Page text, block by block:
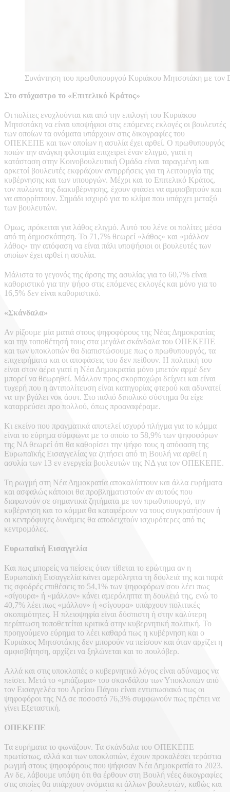
Συνάντηση του πρωθυπουργού Κυριάκου Μητσοτάκη με
Στο στόχαστρο το «Επιτελικό Κράτος»
Οι πολίτες ενοχλούνται και από την επιλογή του Κυριάκου
Μητσοτάκη να είναι υποψήφιοι στις επόµενες εκλογές οι βουλευτές
των οποίων τα ονόµατα υπάρχουν στις δικογραφίες του
ΟΠΕΚΕΠΕ και των οποίων η ασυλία έχει αρθεί. Ο πρωθυπουργός
ποιών την ανάγκη φιλοτιµία επιχειρεί έναν ελιγµό, γιατί η
κατάσταση στην Κοινοβουλευτική Οµάδα είναι ταραγµένη και
αρκετοί βουλευτές εκφράζουν αντιρρήσεις για τη λειτουργία της
κυβέρνησης και των υπουργών. Μέχρι και το Επιτελικό Κράτος,
τον πυλώνα της διακυβέρνησης, έχουν φτάσει να αµφισβητούν και
να απορρίπτουν. Σηµάδι ισχυρό για το κλίµα που υπάρχει µεταξύ
των βουλευτών.
Οµως, πρόκειται για λάθος ελιγµό. Αυτό του λένε οι πολίτες µέσα
από τη δηµοσκόπηση. Το 71,7% θεωρεί «λάθος» και «µάλλον
λάθος» την απόφαση να είναι πάλι υποψήφιοι οι βουλευτές των
οποίων έχει αρθεί η ασυλία.
Μάλιστα το γεγονός της άρσης της ασυλίας για το 60,7% είναι
καθοριστικό για την ψήφο στις επόµενες εκλογές και µόνο για το
16,5% δεν είναι καθοριστικό.
«Σκάνδαλα»
Αν ρίξουµε µία µατιά στους ψηφοφόρους της Νέας Δηµοκρατίας
και την τοποθέτησή τους στα µεγάλα σκάνδαλα του ΟΠΕΚΕΠΕ
και των υποκλοπών θα διαπιστώσουµε πως ο πρωθυπουργός, τα
επιχειρήµατα και οι αποφάσεις του δεν πείθουν. Η πολιτική του
είναι στον αέρα γιατί η Νέα Δηµοκρατία µόνο µπετόν αρµέ δεν
µπορεί να θεωρηθεί. Μάλλον προς σκορποχώρι δείχνει και είναι
τυχερή που η αντιπολίτευση είναι κατηγορίας φτερού και αδυνατεί
να την βγάλει νοκ άουτ. Στο παλιό διπολικό σύστηµα θα είχε
καταρρεύσει προ πολλού, όπως προαναφέραµε.
Κι εκείνο που πραγµατικά αποτελεί ισχυρό πλήγµα για το κόµµα
είναι το εύρηµα σύµφωνα µε το οποίο το 58,9% των ψηφοφόρων
της ΝΔ θεωρεί ότι θα καθορίσει την ψήφο τους η απόφαση της
Ευρωπαϊκής Εισαγγελίας να ζητήσει από τη Βουλή να αρθεί η
ασυλία των 13 εν ενεργεία βουλευτών της ΝΔ για τον ΟΠΕΚΕΠΕ.
Τη ρωγµή στη Νέα Δηµοκρατία αποκαλύπτουν και άλλα ευρήµατα
και ασφαλώς κάποιοι θα προβληµατιστούν αν αυτούς που
διαφωνούν σε σηµαντικά ζητήµατα µε τον πρωθυπουργό, την
κυβέρνηση και το κόµµα θα καταφέρουν να τους συγκρατήσουν ή
οι κεντρόφυγες δυνάµεις θα αποδειχτούν ισχυρότερες από τις
κεντροµόλες.
Ευρωπαϊκή Εισαγγελία
Και πως µπορείς να πείσεις όταν τίθεται το ερώτηµα αν η
Ευρωπαϊκή Εισαγγελία κάνει αµερόληπτα τη δουλειά της και παρά
τις σφοδρές επιθέσεις το 54,1% των ψηφοφόρων σου λέει πως
«σίγουρα» ή «µάλλον» κάνει αµερόληπτα τη δουλειά της, ενώ το
40,7% λέει πως «µάλλον» ή «σίγουρα» υπάρχουν πολιτικές
σκοπιµότητες. Η πλειοψηφία είναι δύσπιστη ή στην καλύτερη
περίπτωση τοποθετείται κριτικά στην κυβερνητική πολιτική. Το
προηγούµενο εύρηµα το λέει καθαρά πως η κυβέρνηση και ο
Κυριάκος Μητσοτάκης δεν µπορούν να πείσουν και όταν αρχίζει η
αµφισβήτηση, αρχίζει να ξηλώνεται και το πουλόβερ.
Αλλά και στις υποκλοπές ο κυβερνητικό λόγος είναι αδύναµος να
πείσει. Μετά το «µπάζωµα» του σκανδάλου των Υποκλοπών από
τον Εισαγγελέα του Αρείου Πάγου είναι εντυπωσιακό πως οι
ψηφοφόροι της ΝΔ σε ποσοστό 76,3% συµφωνούν πως πρέπει να
γίνει Εξεταστική.
ΟΠΕΚΕΠΕ
Τα ευρήµατα το φωνάζουν. Τα σκάνδαλα του ΟΠΕΚΕΠΕ
πρωτίστως, αλλά και των υποκλοπών, έχουν προκαλέσει τεράστια
ρωγµή στους ψηφοφόρους που ψήφισαν Νέα Δηµοκρατία το 2023.
Αν δε, λάβουµε υπόψη ότι θα έρθουν στη Βουλή νέες δικογραφίες
στις οποίες θα υπάρχουν ονόµατα κι άλλων βουλευτών, καθώς και